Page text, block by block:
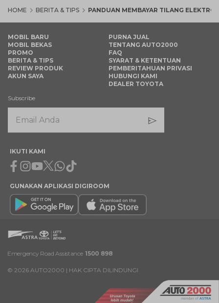
HOME BERITA & TIPS PANDUAN MEMBAYAR TILANG
MOBIL BARU
MOBIL BEKAS
PROMO
BERITA & TIPS
REVIEW PRODUK
AKUN SAYA
PURNA JUAL
TENTANG AUTO2000
FAQ
SYARAT & KETENTUAN
PEMBERITAHUAN PRIVASI
HUBUNGI KAMI
DEALER TOYOTA
Subscribe
IKUTI KAMI
Facebook
Instagram
Youtube
X Whatsapp
Tiktok
GUNAKAN APLIKASI DIGIROOM
Emergency Road Assistance 1500 898
© 2026 AUTO2000 | HAK CIPTA DILINDUNGI